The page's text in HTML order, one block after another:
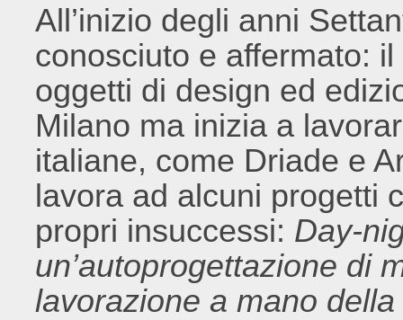
All’inizio degli anni
conosciuto e affermato:
oggetti di design ed
Milano ma inizia a
italiane, come Driade e
lavora ad alcuni progetti
propri insuccessi: Day-
un’autoprogettazione di
lavorazione a mano